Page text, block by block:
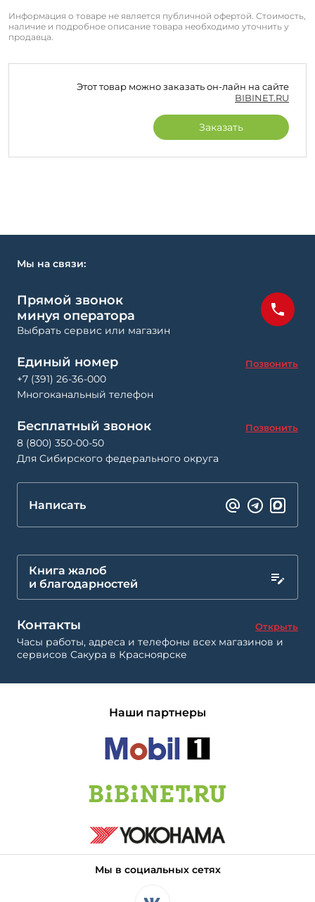
Информация о товаре не является публичной офертой. Стоимость,
наличие и подробное описание товара необходимо уточнить у
продавца.
Этот товар можно заказать он-лайн на сайте
BIBINET.RU
Заказать
Мы на связи:
Прямой звонок
минуя оператора
Выбрать сервис или магазин
Единый номер Позвонить
+7 (391) 26-36-000
Многоканальный телефон
Бесплатный звонок Позвонить
8 (800) 350-00-50
Для Сибирского федерального округа
Написать
Книга жалоб
и благодарностей
Контакты Открыть
Часы работы, адреса и телефоны всех магазинов и
сервисов Сакура в Красноярске
Наши партнеры
Мы в социальных сетях